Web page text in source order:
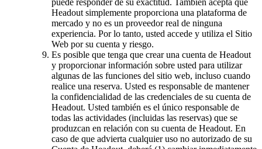
Headout simplemente proporciona una plataforma de
mercado y no es un proveedor real de ninguna
experiencia. Por lo tanto, usted accede y utiliza el Sitio
Web por su cuenta y riesgo.
Es posible que tenga que crear una cuenta de Headout
y proporcionar información sobre usted para utilizar
algunas de las funciones del sitio web, incluso cuando
realice una reserva. Usted es responsable de mantener
la confidencialidad de las credenciales de su cuenta de
Headout. Usted también es el único responsable de
todas las actividades (incluidas las reservas) que se
produzcan en relación con su cuenta de Headout. En
caso de que advierta cualquier uso no autorizado de su